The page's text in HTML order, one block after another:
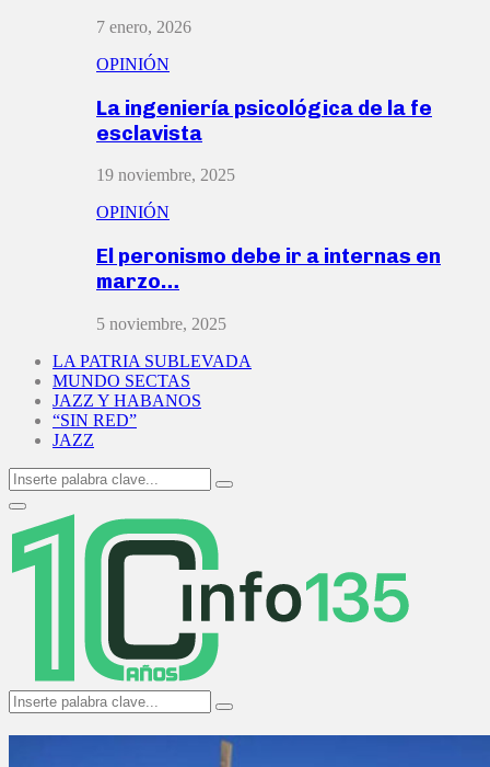
7 enero, 2026
OPINIÓN
La ingeniería psicológica de la fe
esclavista
19 noviembre, 2025
OPINIÓN
El peronismo debe ir a internas en
marzo…
5 noviembre, 2025
LA PATRIA SUBLEVADA
MUNDO SECTAS
JAZZ Y HABANOS
“SIN RED”
JAZZ
Search
for:
Search
Primary
Menu
Search
for:
Search